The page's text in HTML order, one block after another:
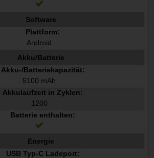
Software
Plattform:
Android
Akku/Batterie
Akku-/Batteriekapazität:
5100 mAh
Akkulaufzeit in Zyklen:
1200
Batterie enthalten:
Energie
USB Typ-C Ladeport: